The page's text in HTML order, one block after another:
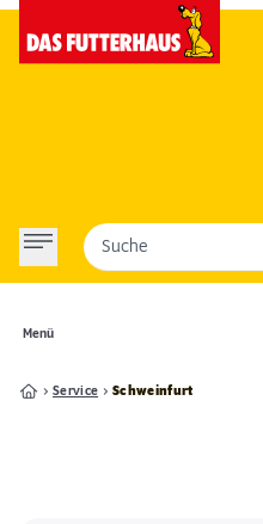
Menü
Suche
Service Schweinfurt